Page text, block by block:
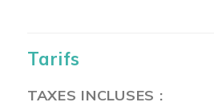
Tarifs
TAXES INCLUSES :